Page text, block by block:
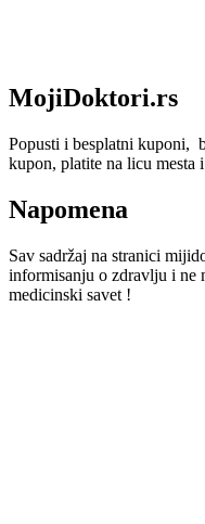
MojiDoktori.rs
Popusti i besplatni kuponi,
kupon, platite na licu mesta
Napomena
Sav sadržaj na stranici
informisanju o zdravlju i ne
medicinski savet !